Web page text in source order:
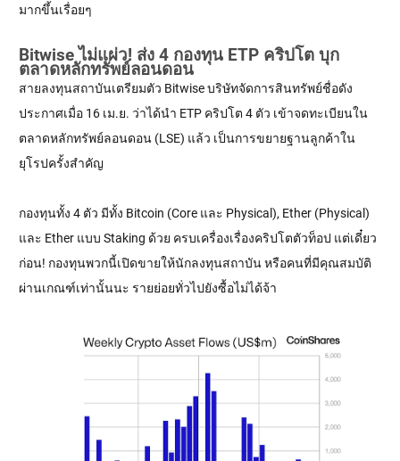
มากขึ้นเรื่อยๆ
Bitwise ไม่แผ่ว! ส่ง 4 กองทุน ETP คริปโต บุก
ตลาดหลักทรัพย์ลอนดอน
สายลงทุนสถาบันเตรียมตัว Bitwise บริษัทจัดการสินทรัพย์ชื่อดัง
ประกาศเมื่อ 16 เม.ย. ว่าได้นำ ETP คริปโต 4 ตัว เข้าจดทะเบียนใน
ตลาดหลักทรัพย์ลอนดอน (LSE) แล้ว เป็นการขยายฐานลูกค้าใน
ยุโรปครั้งสำคัญ
กองทุนทั้ง 4 ตัว มีทั้ง Bitcoin (Core และ Physical), Ether (Physical)
และ Ether แบบ Staking ด้วย ครบเครื่องเรื่องคริปโตตัวท็อป แต่เดี๋ยว
ก่อน! กองทุนพวกนี้เปิดขายให้นักลงทุนสถาบัน หรือคนที่มีคุณสมบัติ
ผ่านเกณฑ์เท่านั้นนะ รายย่อยทั่วไปยังซื้อไม่ได้จ้า